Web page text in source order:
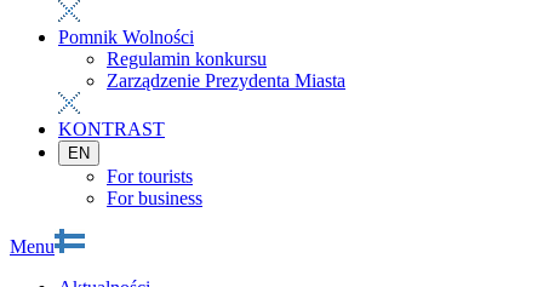
Pomnik Wolności
Regulamin konkursu
Zarządzenie Prezydenta Miasta
KONTRAST
EN
For tourists
For business
Menu